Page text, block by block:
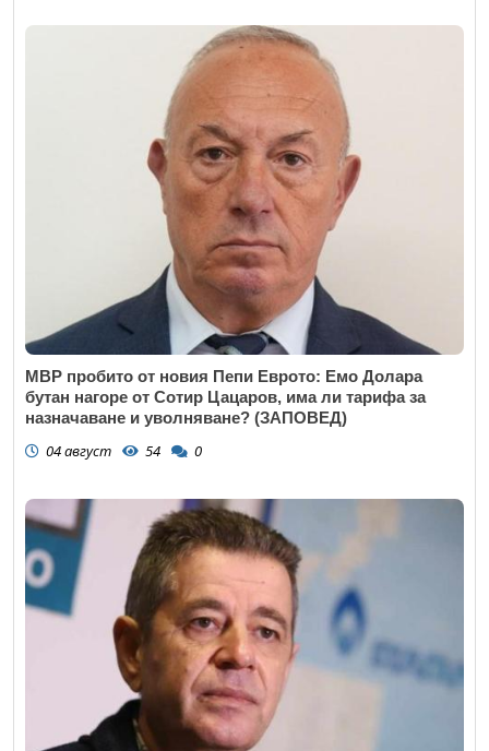
МВР пробито от новия Пепи Еврото: Емо Долара
бутан нагоре от Сотир Цацаров, има ли тарифа за
назначаване и уволняване? (ЗАПОВЕД)
04 август 54 0